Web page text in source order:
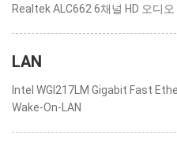
Realtek ALC662 6채널 HD 오디오
LAN
Intel WGI217LM Gigabit Fast
Wake-On-LAN